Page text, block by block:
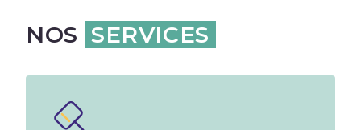
NOS SERVICES